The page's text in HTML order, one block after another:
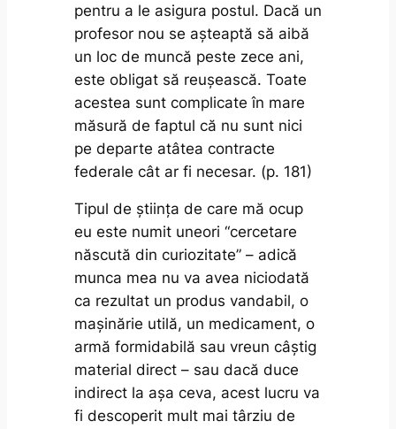
pentru a le asigura postul. Dacă un
profesor nou se așteaptă să aibă
un loc de muncă peste zece ani,
este obligat să reușească. Toate
acestea sunt complicate în mare
măsură de faptul că nu sunt nici
pe departe atâtea contracte
federale cât ar fi necesar. (p. 181)
Tipul de știința de care mă ocup
eu este numit uneori “cercetare
născută din curiozitate” – adică
munca mea nu va avea niciodată
ca rezultat un produs vandabil, o
mașinărie utilă, un medicament, o
armă formidabilă sau vreun câștig
material direct – sau dacă duce
indirect la așa ceva, acest lucru va
fi descoperit mult mai târziu de